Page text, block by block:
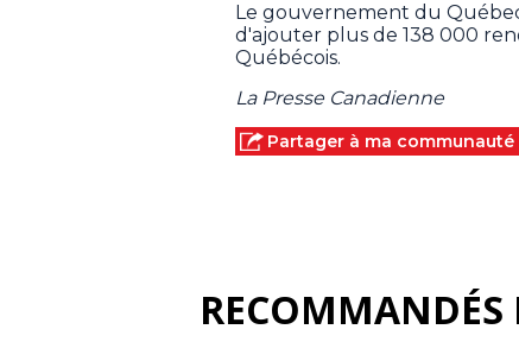
Le gouvernement du
d'ajouter plus de 138 000
Québécois.
La Presse Canadienne
Partager à ma communauté
RECOMMANDÉS